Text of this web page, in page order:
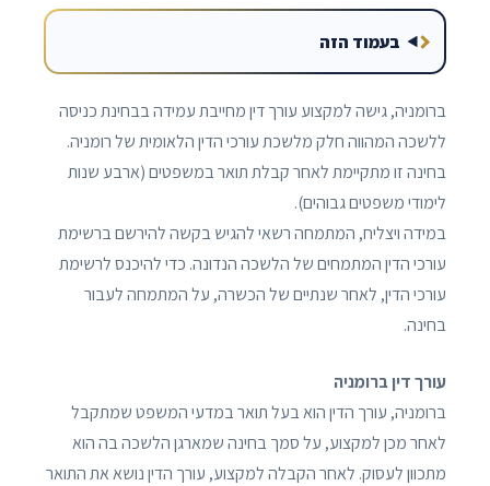
בעמוד הזה
ברומניה, גישה למקצוע עורך דין מחייבת עמידה בבחינת כניסה
ללשכה המהווה חלק מלשכת עורכי הדין הלאומית של רומניה.
בחינה זו מתקיימת לאחר קבלת תואר במשפטים (ארבע שנות
לימודי משפטים גבוהים).
במידה ויצליח, המתמחה רשאי להגיש בקשה להירשם ברשימת
עורכי הדין המתמחים של הלשכה הנדונה. כדי להיכנס לרשימת
עורכי הדין, לאחר שנתיים של הכשרה, על המתמחה לעבור
בחינה.
עורך דין ברומניה
ברומניה, עורך הדין הוא בעל תואר במדעי המשפט שמתקבל
לאחר מכן למקצוע, על סמך בחינה שמארגן הלשכה בה הוא
מתכוון לעסוק. לאחר הקבלה למקצוע, עורך הדין נושא את התואר